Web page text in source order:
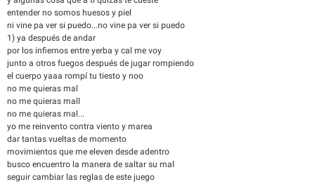
entender no somos huesos y piel
ni vine pa ver si puedo...no vine pa ver si puedo
1) ya después de andar
por los infiernos entre yerba y cal me voy
junto a otros fuegos después de jugar rompiendo
el cuerpo yaaa rompí tu tiesto y noo
no me quieras mal
no me quieras mall
no me quieras mal...
yo me reinvento contra viento y marea
dar tantas vueltas de momento
movimientos que me eleven desde adentro
busco encuentro la manera de saltar su mal
seguir cambiar las reglas de este juego